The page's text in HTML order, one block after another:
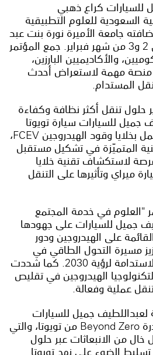
للسيارات كراع ذهبي
السعودية للعلوم التطبيقية
جامعة الأميرة نورة بنت عبد
الرحمن في الرياض يومي 2 و3 من شهر فبراير. جمع المؤتمر
والأكاديميين البارزين،
منصة مهمة لاستعراض أحدث
المستدام.
حلول تنقل أكثر نظافة وكفاءة
للسيارات سيارة تويوتا
ميراي المبتكرة والتي تعمل بخلايا وقود الهيدروجين FCEV،
المتميّزة في تشكيل مستقبل
لاستكشاف تقنية خلايا
ميراي وتأثيرها على التنقل
"العلوم في خدمة المجتمع
جميل للسيارات على جهودها
على الهيدروجين ودور
مسيرة التحول الطاقي في
المملكة ودعم أهداف الاستدامة لرؤية 2030. كما شددت
الهيدروجين في تقليص
عملية وفعالة.
لعبداللطيف جميل للسيارات
لاستعراض التزامها بمبادرة Beyond Zero من تويوتا، والتي
من الانبعاثات عبر حلول
تسليط الضوء على نهج تويوتا